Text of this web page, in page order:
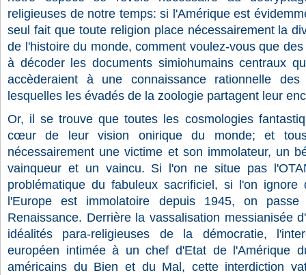
religieuses de notre temps: si l'Amérique est
seul fait que toute religion place nécessairement la
de l'histoire du monde, comment voulez-vous que
à décoder les documents simiohumains centraux
accèderaient à une connaissance rationnelle
lesquelles les évadés de la zoologie partagent leur
Or, il se trouve que toutes les cosmologies
cœur de leur vision onirique du monde; et
nécessairement une victime et son immolateur, un
vainqueur et un vaincu. Si l'on ne situe pas
problématique du fabuleux sacrificiel, si l'on
l'Europe est immolatoire depuis 1945, on
Renaissance. Derrière la vassalisation messianisée
idéalités para-religieuses de la démocratie,
européen intimée à un chef d'Etat de l'Amérique
américains du Bien et du Mal, cette interdiction